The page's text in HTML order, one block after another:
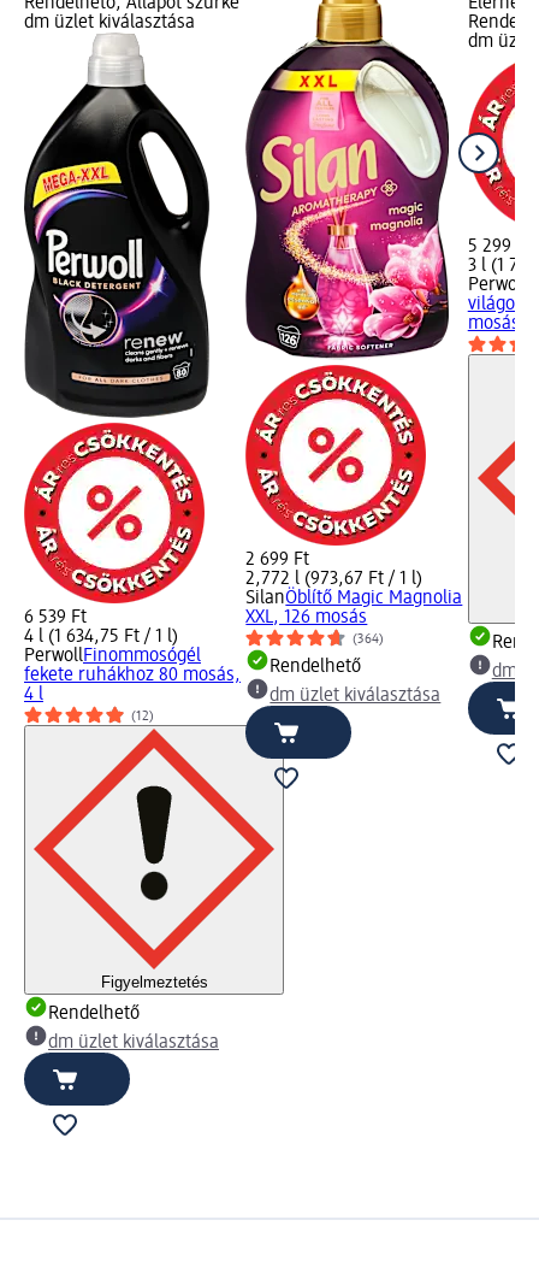
dm üzlet kiválasztása
6 539 Ft
4 l (1 634,75 Ft / 1 l)
PerwollFinommosógél
fekete ruhákhoz 80 mosás,
4 l
(12)
Figyelmeztetés
Rendelhető
dm üzlet kiválasztása
2 699 Ft
2,772 l (973,67 Ft / 1 l)
SilanÖblítő Magic Magnolia
XXL, 126 mosás
(364)
Rendelhető
dm üzlet kiválasztása
dm
5 299 Ft
3 l (1
Perwoll
világos
mosás,
dm